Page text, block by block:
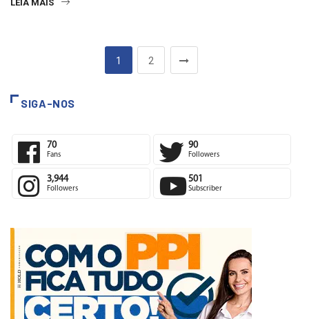
LEIA MAIS
1 2
SIGA-NOS
70 90
3,944 501